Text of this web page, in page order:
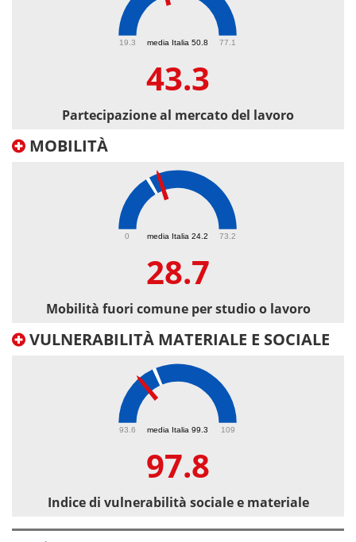
media Italia 50.8
19.3 77.1
43.3
Partecipazione al mercato del lavoro
MOBILITÀ
media Italia 24.2
0 73.2
28.7
Mobilità fuori comune per studio o lavoro
VULNERABILITÀ MATERIALE E SOCIALE
media Italia 99.3
93.6 109
97.8
Indice di vulnerabilità sociale e materiale